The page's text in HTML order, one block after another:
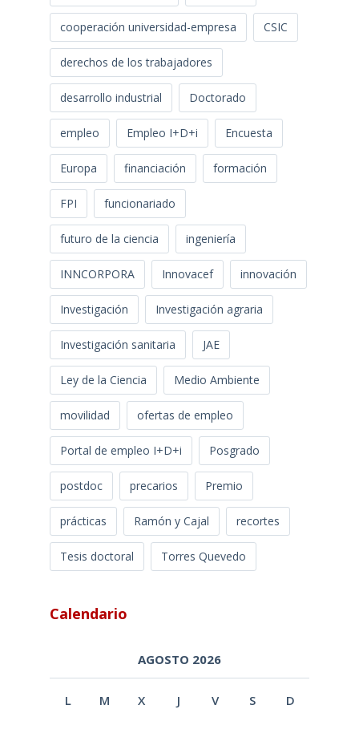
cooperación universidad-empresa CSIC
derechos de los trabajadores
desarrollo industrial Doctorado
empleo Empleo I+D+i Encuesta
Europa financiación formación
FPI funcionariado
futuro de la ciencia ingeniería
INNCORPORA Innovacef innovación
Investigación Investigación agraria
Investigación sanitaria JAE
Ley de la Ciencia Medio Ambiente
movilidad ofertas de empleo
Portal de empleo I+D+i Posgrado
postdoc precarios Premio
prácticas Ramón y Cajal recortes
Tesis doctoral Torres Quevedo
Calendario
AGOSTO 2026
L M X J V S D